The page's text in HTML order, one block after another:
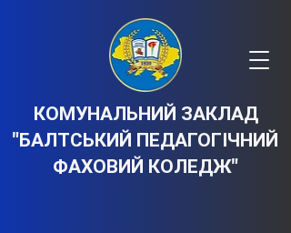
КОМУНАЛЬНИЙ ЗАКЛАД
"БАЛТСЬКИЙ ПЕДАГОГІЧНИЙ
ФАХОВИЙ КОЛЕДЖ"